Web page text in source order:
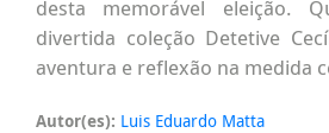
desta memorável eleição.
divertida coleção Detetive
aventura e reflexão na medida
Autor(es): Luis Eduardo Matta